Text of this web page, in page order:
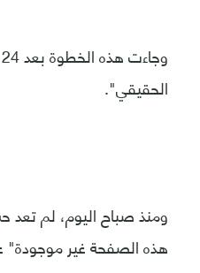
الحقيقي".
ومنذ صباح اليوم، لم تعد
هذه الصفحة غير موجودة"